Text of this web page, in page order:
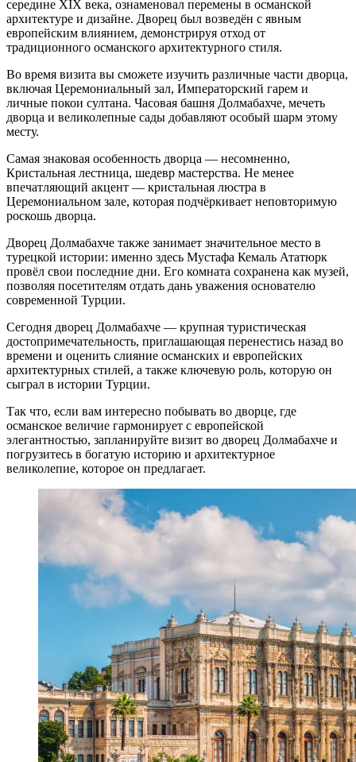
середине XIX века, ознаменовал перемены в османской
архитектуре и дизайне. Дворец был возведён с явным
европейским влиянием, демонстрируя отход от
традиционного османского архитектурного стиля.
Во время визита вы сможете изучить различные части дворца,
включая Церемониальный зал, Императорский гарем и
личные покои султана. Часовая башня Долмабахче, мечеть
дворца и великолепные сады добавляют особый шарм этому
месту.
Самая знаковая особенность дворца — несомненно,
Кристальная лестница, шедевр мастерства. Не менее
впечатляющий акцент — кристальная люстра в
Церемониальном зале, которая подчёркивает неповторимую
роскошь дворца.
Дворец Долмабахче также занимает значительное место в
турецкой истории: именно здесь Мустафа Кемаль Ататюрк
провёл свои последние дни. Его комната сохранена как музей,
позволяя посетителям отдать дань уважения основателю
современной Турции.
Сегодня дворец Долмабахче — крупная туристическая
достопримечательность, приглашающая перенестись назад во
времени и оценить слияние османских и европейских
архитектурных стилей, а также ключевую роль, которую он
сыграл в истории Турции.
Так что, если вам интересно побывать во дворце, где
османское величие гармонирует с европейской
элегантностью, запланируйте визит во дворец Долмабахче и
погрузитесь в богатую историю и архитектурное
великолепие, которое он предлагает.